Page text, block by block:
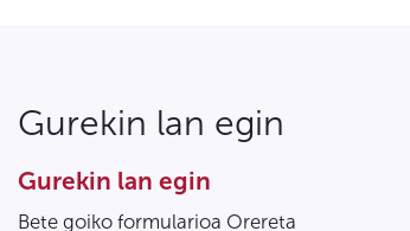
Gurekin lan egin
Gurekin lan egin
Bete goiko formularioa Orereta